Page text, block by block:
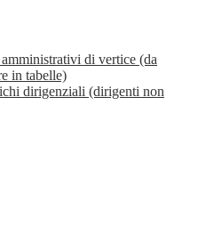
di vertice (da
in tabelle)
dirigenziali (dirigenti non